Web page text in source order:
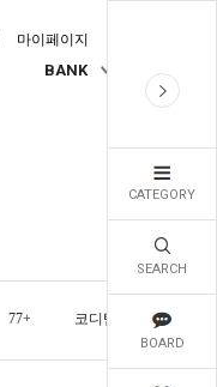
CATEGORY
SEARCH
BOARD
마이페이지
BANK
77+ 코디템 오늘발송